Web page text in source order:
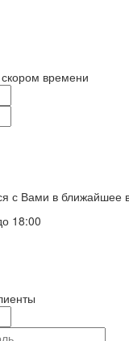
времени
с Вами в ближайшее
18:00